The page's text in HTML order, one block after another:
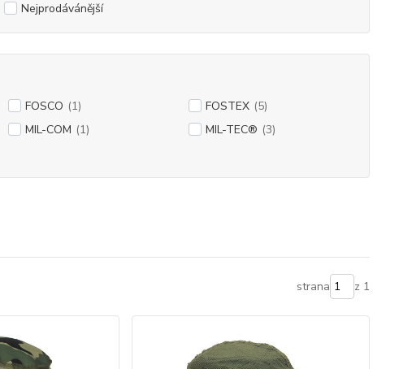
Nejprodávánější
FOSCO (1) FOSTEX (5)
MIL-COM (1) MIL-TEC® (3)
strana z 1